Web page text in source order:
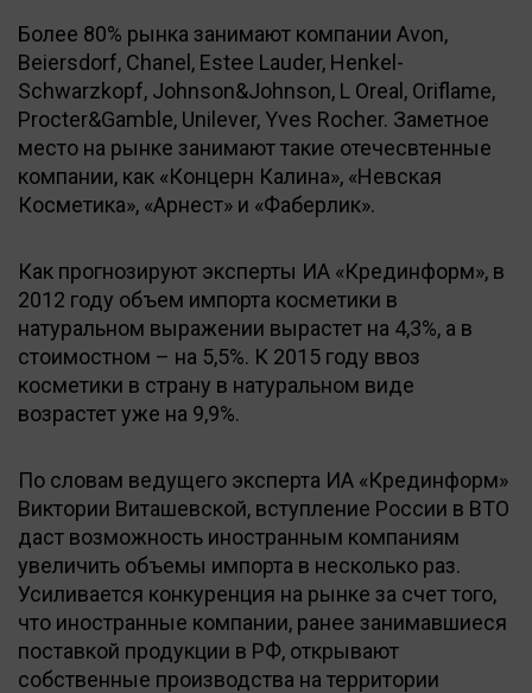
Более 80% рынка занимают компании Avon,
Beiersdorf, Chanel, Estee Lauder, Henkel-
Schwarzkopf, Johnson&Johnson, L Oreal, Oriflame,
Procter&Gamble, Unilever, Yves Rocher. Заметное
место на рынке занимают такие отечесвтенные
компании, как «Концерн Калина», «Невская
Косметика», «Арнест» и «Фаберлик».
Как прогнозируют эксперты ИА «Крединформ», в
2012 году объем импорта косметики в
натуральном выражении вырастет на 4,3%, а в
стоимостном – на 5,5%. К 2015 году ввоз
косметики в страну в натуральном виде
возрастет уже на 9,9%.
По словам ведущего эксперта ИА «Крединформ»
Виктории Виташевской, вступление России в ВТО
даст возможность иностранным компаниям
увеличить объемы импорта в несколько раз.
Усиливается конкуренция на рынке за счет того,
что иностранные компании, ранее занимавшиеся
поставкой продукции в РФ, открывают
собственные производства на территории